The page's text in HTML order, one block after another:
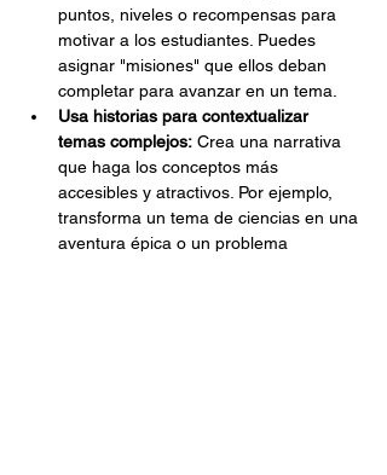
puntos, niveles o recompensas para
motivar a los estudiantes. Puedes
asignar "misiones" que ellos deban
completar para avanzar en un tema.
Usa historias para contextualizar
temas complejos: Crea una narrativa
que haga los conceptos más
accesibles y atractivos. Por ejemplo,
transforma un tema de ciencias en una
aventura épica o un problema